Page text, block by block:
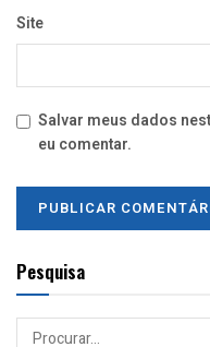
Site
Salvar meus dados
eu comentar.
Pesquisa